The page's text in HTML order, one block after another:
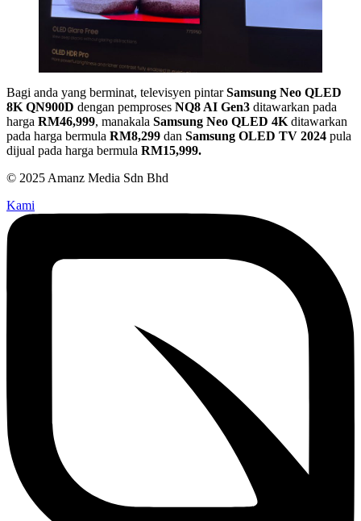
Bagi anda yang berminat, televisyen pintarSamsung Neo QLED
8K QN900D dengan pemproses NQ8 AI Gen3 ditawarkan pada
harga RM46,999, manakala Samsung Neo QLED 4K ditawarkan
pada harga bermula RM8,299 dan Samsung OLED TV 2024 pula
dijual pada harga bermula RM15,999.
© 2025 Amanz Media Sdn Bhd
Kami